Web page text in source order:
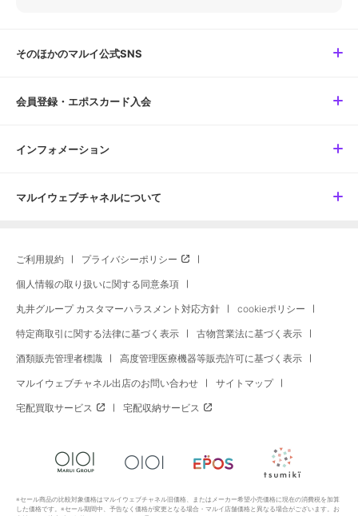
そのほかのマルイ公式SNS
会員登録・エポスカード入会
インフォメーション
マルイウェブチャネルについて
ご利用規約 プライバシーポリシー
個人情報の取り扱いに関する同意条項
丸井グループ カスタマーハラスメント対応方針 cookieポリシー
特定商取引に関する法律に基づく表示 古物営業法に基づく表示
酒類販売管理者標識 高度管理医療機器等販売許可に基づく表示
マルイウェブチャネル出店のお問い合わせ サイトマップ
宅配買取サービス 宅配収納サービス
※セール商品の比較対象価格はマルイウェブチャネル旧価格、またはメーカー希望小売価格に現在の消費税を加算
した価格です。※セール期間中、予告なく価格が変更となる場合・マルイ店舗価格と異なる場合がございます。お